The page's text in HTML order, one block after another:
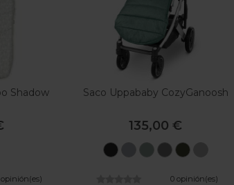
Shadow
Saco Uppababy CozyGanoosh
135,00 €
JakeGregory
Emmet
Jordan
Hazel
0 opinión(es)